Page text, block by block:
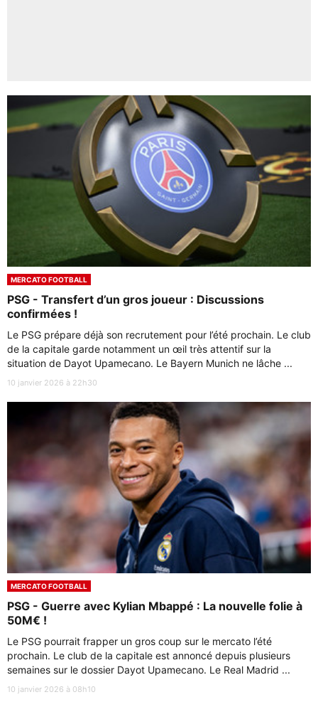
MERCATO FOOTBALL
PSG - Transfert d’un gros joueur : Discussions
confirmées !
Le PSG prépare déjà son recrutement pour l’été prochain. Le club
de la capitale garde notamment un œil très attentif sur la
situation de Dayot Upamecano. Le Bayern Munich ne lâche ...
10 janvier 2026 à 22h30
MERCATO FOOTBALL
PSG - Guerre avec Kylian Mbappé : La nouvelle folie à
50M€ !
Le PSG pourrait frapper un gros coup sur le mercato l’été
prochain. Le club de la capitale est annoncé depuis plusieurs
semaines sur le dossier Dayot Upamecano. Le Real Madrid ...
10 janvier 2026 à 08h10